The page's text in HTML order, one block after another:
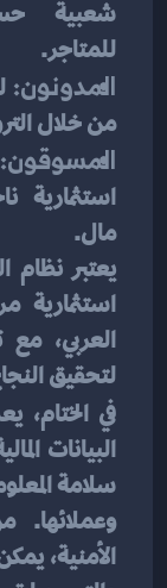
للمتاجر.
المدونون:
من خلال
المسوقون:
مال.
لتحقيق
في الختام،